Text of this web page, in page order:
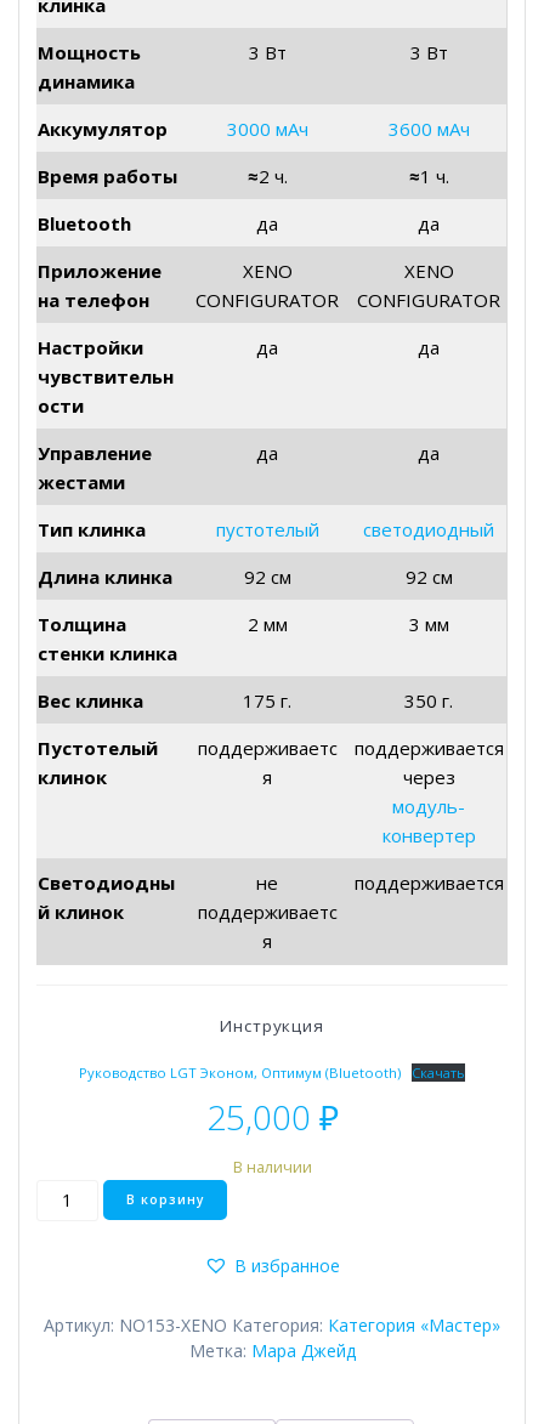
Мощность
динамика
3 Вт 3 Вт
Аккумулятор 3000 мАч
3600 мАч
Время работы
≈2 ч. ≈1 ч.
Bluetooth
да
да
Приложение
на телефон
XENO
CONFIGURATOR
XENO
CONFIGURATOR
Настройки
чувствительн
ости
да да
Управление
жестами
да да
Тип клинка пустотелый
светодиодный
Длина клинка
92 см
92 см
Толщина
стенки клинка
2 мм 3 мм
Вес клинка 175 г.
350 г.
Пустотелый
клинок
поддерживаетс
я
поддерживается
через
модуль-
конвертер
Светодиодны
й клинок
не
поддерживаетс
я
поддерживается
Инструкция
Руководство LGT Эконом, Оптимум (Bluetooth) Скачать
25,000 ₽
В наличии
Количество
товара
В корзину
В избранное
Артикул: NO153-XENO Категория: Категория «Мастер»
Метка: Мара Джейд